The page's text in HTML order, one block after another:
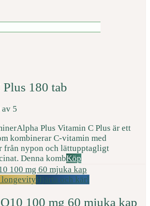
180 tab
av 5
Alpha Plus Vitamin C Plus är ett
kombinerar C-vitamin med
från nypon och lättupptagligt
Denna kombKöp
longevityHjärta och kärl
100 mg 60 mjuka kap